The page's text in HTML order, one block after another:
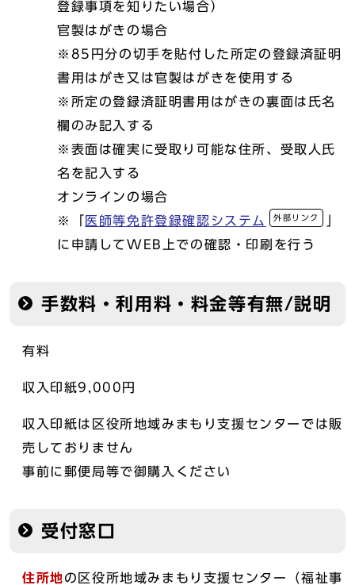
登録事項を知りたい場合）
官製はがきの場合
※85円分の切手を貼付した所定の登録済証明
書用はがき又は官製はがきを使用する
※所定の登録済証明書用はがきの裏面は氏名
欄のみ記入する
※表面は確実に受取り可能な住所、受取人氏
名を記入する
オンラインの場合
※「
医師等免許登録確認システム 外部リンク
に申請してWEB上での確認・印刷を行う
手数料・利用料・料金等有無/説明
有料
収入印紙9,000円
収入印紙は区役所地域みまもり支援センターでは販
売しておりません
事前に郵便局等で御購入ください
受付窓口
住所地の区役所地域みまもり支援センター（福祉事